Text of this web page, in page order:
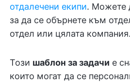
отдалечени екипи. Можете
за да се обърнете към
отдел или цялата компания.
Този шаблон за задачи е
които могат да се